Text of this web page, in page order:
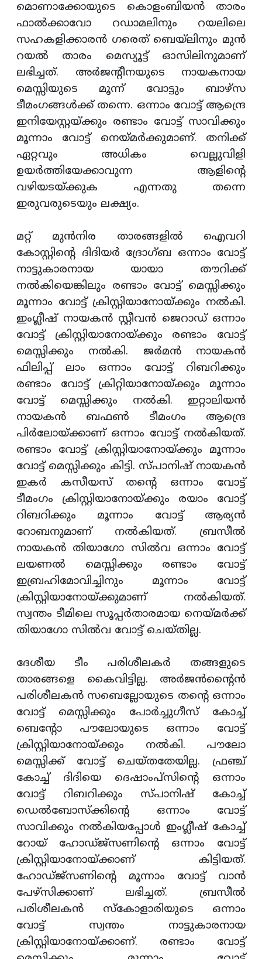
മൊണാക്കോയുടെ കൊളംബിയന്‍ താരം
ഫാല്‍ക്കാവോ റഡാമലിനും റയലിലെ
സഹകളിക്കാരന്‍ ഗരെത് ബെയ്‌ലിനും മുന്‍
റയല്‍ താരം മെസ്യൂട്ട് ഓസിലിനുമാണ്
ലഭിച്ചത്. അര്‍ജന്റീനയുടെ നായകനായ
മെസ്സിയുടെ മൂന്ന് വോട്ടും ബാഴ്‌സ
ടീമംഗങ്ങള്‍ക്ക് തന്നെ. ഒന്നാം വോട്ട് ആന്ദ്രെ
ഇനിയേസ്റ്റയ്ക്കും രണ്ടാം വോട്ട് സാവിക്കും
മൂന്നാം വോട്ട് നെയ്മര്‍ക്കുമാണ്. തനിക്ക്
ഏറ്റവും അധികം വെല്ലുവിളി
ഉയര്‍ത്തിയേക്കാവുന്ന ആളിന്റെ
വഴിയടയ്ക്കുക എന്നതു തന്നെ
ഇരുവരുടെയും ലക്ഷ്യം.
മറ്റ് മുന്‍നിര താരങ്ങളില്‍ ഐവറി
കോസ്റ്റിന്റെ ദിദിയര്‍ ദ്രോഗ്ബ ഒന്നാം വോട്ട്
നാട്ടുകാരനായ യായാ തൗറിക്ക്
നല്‍കിയെങ്കിലും രണ്ടാം വോട്ട് മെസ്സിക്കും
മൂന്നാം വോട്ട് ക്രിസ്റ്റിയാനോയ്ക്കും നല്‍കി.
ഇംഗ്ലീഷ് നായകന്‍ സ്റ്റീവന്‍ ജെറാഡ് ഒന്നാം
വോട്ട് ക്രിസ്റ്റിയാനോയ്ക്കും രണ്ടാം വോട്ട്
മെസ്സിക്കും നല്‍കി. ജര്‍മന്‍ നായകന്‍
ഫിലിപ്പ് ലാം ഒന്നാം വോട്ട് റിബറിക്കും
രണ്ടാം വോട്ട് ക്രിറ്റിയാനോയ്ക്കും മൂന്നാം
വോട്ട് മെസ്സിക്കും നല്‍കി. ഇറ്റാലിയന്‍
നായകന്‍ ബഫണ്‍ ടീമംഗം ആന്ദ്രെ
പിര്‍ലോയ്ക്കാണ് ഒന്നാം വോട്ട് നല്‍കിയത്.
രണ്ടാം വോട്ട് ക്രിസ്റ്റിയാനോയ്ക്കും മൂന്നാം
വോട്ട് മെസ്സിക്കും കിട്ടി. സ്പാനിഷ് നായകന്‍
ഇകര്‍ കസീയസ് തന്റെ ഒന്നാം വോട്ട്
ടീമംഗം ക്രിസ്റ്റിയാനോയ്ക്കും രയാം വോട്ട്
റിബറിക്കും മൂന്നാം വോട്ട് ആര്യന്‍
റോബനുമാണ് നല്‍കിയത്. ബ്രസീല്‍
നായകന്‍ തിയാഗോ സില്‍വ ഒന്നാം വോട്ട്
ലയണല്‍ മെസ്സിക്കും രണ്ടാം വോട്ട്
ഇബ്രഹിമോവിച്ചിനും മൂന്നാം വോട്ട്
ക്രിസ്റ്റിയാനോയ്ക്കുമാണ് നല്‍കിയത്.
സ്വന്തം ടീമിലെ സൂപ്പര്‍താരമായ നെയ്മര്‍ക്ക്
തിയാഗോ സില്‍വ വോട്ട് ചെയ്തില്ല.
ദേശീയ ടീം പരിശീലകര്‍ തങ്ങളുടെ
താരങ്ങളെ കൈവിട്ടില്ല. അര്‍ജന്‍ന്റൈന്‍
പരിശീലകന്‍ സബെല്ലോയുടെ തന്റെ ഒന്നാം
വോട്ട് മെസ്സിക്കും പോര്‍ച്ചുഗീസ് കോച്ച്
ബെന്റോ പൗലോയുടെ ഒന്നാം വോട്ട്
ക്രിസ്റ്റിയാനോയ്ക്കും നല്‍കി. പൗലോ
മെസ്സിക്ക് വോട്ട് ചെയ്തതേയില്ല. ഫ്രഞ്ച്
കോച്ച് ദിദിയെ ദെഷാംപ്‌സിന്റെ ഒന്നാം
വോട്ട് റിബറിക്കും സ്പാനിഷ് കോച്ച്
ഡെല്‍ബോസ്‌ക്കിന്റെ ഒന്നാം വോട്ട്
സാവിക്കും നല്‍കിയപ്പോള്‍ ഇംഗ്ലീഷ് കോച്ച്
റോയ് ഹോഡ്ജ്‌സണിന്റെ ഒന്നാം വോട്ട്
ക്രിസ്റ്റിയാനോയ്ക്കാണ് കിട്ടിയത്.
ഹോഡ്ജ്‌സണിന്റെ മൂന്നാം വോട്ട് വാന്‍
പേഴ്‌സിക്കാണ് ലഭിച്ചത്. ബ്രസീല്‍
പരിശീലകന്‍ സ്‌കോളാരിയുടെ ഒന്നാം
വോട്ട് സ്വന്തം നാട്ടുകാരനായ
ക്രിസ്റ്റിയാനോയ്ക്കാണ്. രണ്ടാം വോട്ട്